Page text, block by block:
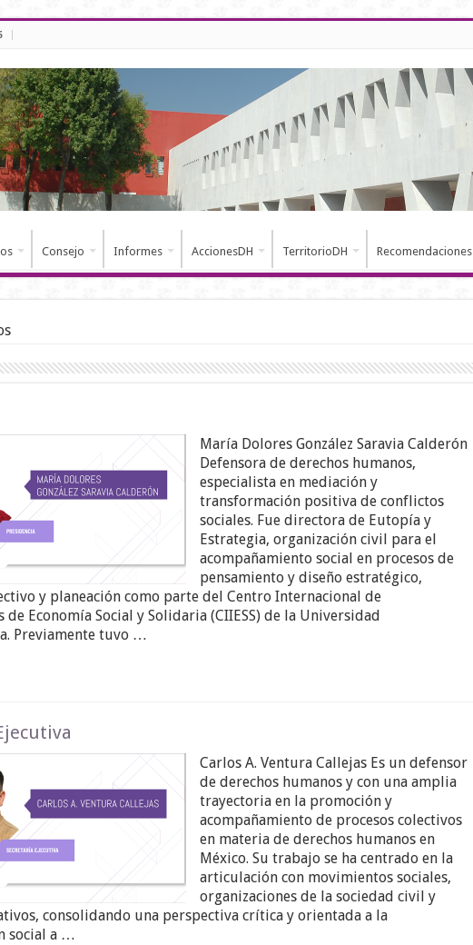
Consejo Informes AccionesDH TerritorioDH Recomendaciones
María Dolores González Saravia Calderón
Defensora de derechos humanos,
especialista en mediación y
transformación positiva de conflictos
sociales. Fue directora de Eutopía y
Estrategia, organización civil para el
acompañamiento social en procesos de
pensamiento y diseño estratégico,
y planeación como parte del Centro Internacional de
de Economía Social y Solidaria (CIIESS) de la Universidad
Previamente tuvo …
Carlos A. Ventura Callejas Es un defensor
de derechos humanos y con una amplia
trayectoria en la promoción y
acompañamiento de procesos colectivos
en materia de derechos humanos en
México. Su trabajo se ha centrado en la
articulación con movimientos sociales,
organizaciones de la sociedad civil y
consolidando una perspectiva crítica y orientada a la
social a …